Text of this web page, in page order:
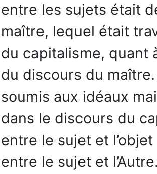
entre les sujets était
maître, lequel était
du capitalisme, quant
du discours du
soumis aux idéaux
dans le discours du
entre le sujet et
entre le sujet et